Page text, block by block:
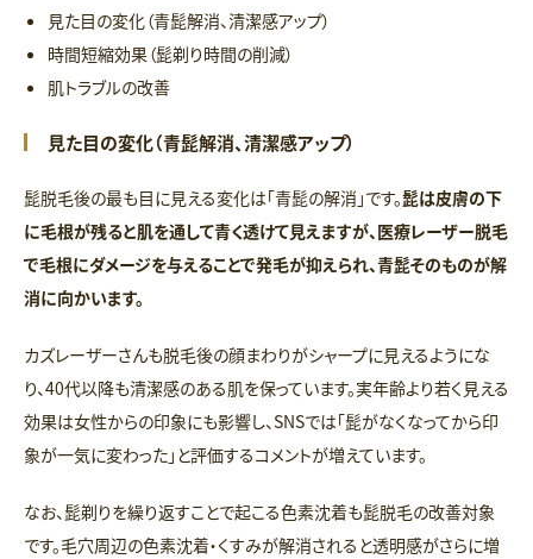
見た目の変化（青髭解消、清潔感アップ）
時間短縮効果（髭剃り時間の削減）
肌トラブルの改善
見た目の変化（青髭解消、清潔感アップ）
髭脱毛後の最も目に見える変化は「青髭の解消」です。髭は皮膚の下
に毛根が残ると肌を通して青く透けて見えますが、医療レーザー脱毛
で毛根にダメージを与えることで発毛が抑えられ、青髭そのものが解
消に向かいます。
カズレーザーさんも脱毛後の顔まわりがシャープに見えるようにな
り、40代以降も清潔感のある肌を保っています。実年齢より若く見える
効果は女性からの印象にも影響し、SNSでは「髭がなくなってから印
象が一気に変わった」と評価するコメントが増えています。
なお、髭剃りを繰り返すことで起こる色素沈着も髭脱毛の改善対象
です。毛穴周辺の色素沈着・くすみが解消されると透明感がさらに増